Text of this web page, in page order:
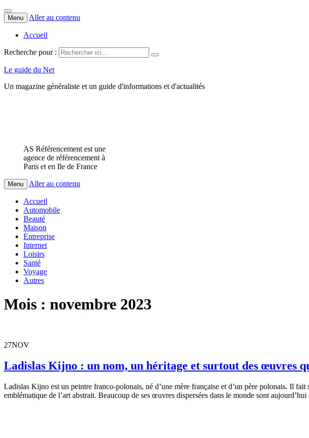
Menu Aller au contenu
Accueil
Recherche pour :
Le guide du Net
Un magazine généraliste et un guide d'informations et d'actualités
AS Référencement est une
agence de référencement à
Paris et en Ile de France
Menu Aller au contenu
Accueil
Automobile
Beauté
Maison
Entreprise
Internet
Loisirs
Santé
Voyage
Autres
Mois : novembre 2023
27NOV
Ladislas Kijno : un nom, un héritage et surtout des œuvres
Ladislas Kijno est un peintre franco-polonais, né d’une mère française et d’un père polonais. Il
emblématique de l’art abstrait. Beaucoup de ses œuvres dispersées dans le monde sont